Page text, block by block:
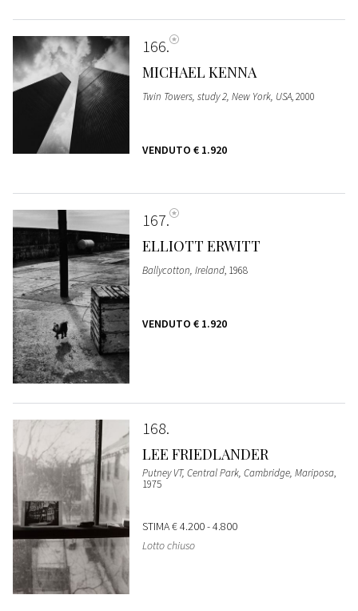
166
MICHAEL KENNA
Twin Towers, study 2, New York, USA, 2000
VENDUTO € 1.920
167
ELLIOTT ERWITT
Ballycotton, Ireland, 1968
VENDUTO € 1.920
168
LEE FRIEDLANDER
Putney VT, Central Park, Cambridge, Mariposa,
1975
STIMA€ 4.200 - 4.800
Lotto chiuso